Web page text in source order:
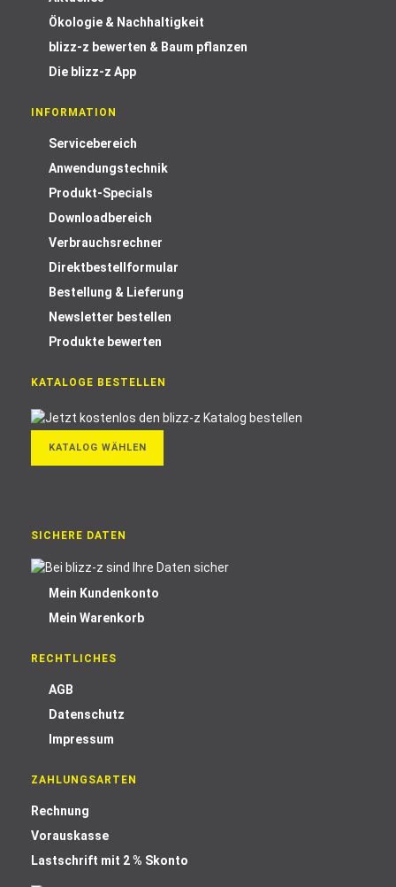
Ökologie & Nachhaltigkeit
blizz-z bewerten & Baum pflanzen
Die blizz-z App
INFORMATION
Servicebereich
Anwendungstechnik
Produkt-Specials
Downloadbereich
Verbrauchsrechner
Direktbestellformular
Bestellung & Lieferung
Newsletter bestellen
Produkte bewerten
KATALOGE BESTELLEN
KATALOG WÄHLEN
SICHERE DATEN
Mein Kundenkonto
Mein Warenkorb
RECHTLICHES
AGB
Datenschutz
Impressum
ZAHLUNGSARTEN
Rechnung
Vorauskasse
Lastschrift mit 2 % Skonto